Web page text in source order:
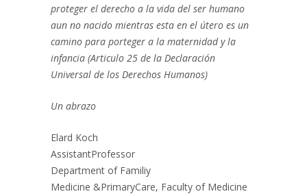
proteger el derecho a la vida del ser humano
aun no nacido mientras esta en el útero es un
camino para porteger a la maternidad y la
infancia (Articulo 25 de la Declaración
Universal de los Derechos Humanos)
Un abrazo
Elard Koch
AssistantProfessor
Department of Familiy
Medicine &PrimaryCare, Faculty of Medicine